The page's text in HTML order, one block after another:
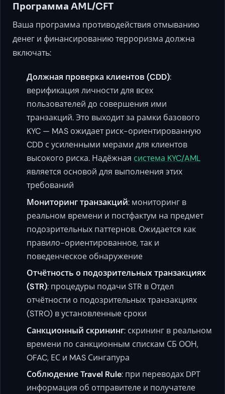
Программа AML/CFT
Ваша программа противодействия отмыванию
денег и финансированию терроризма должна
включать:
Должная проверка клиентов (CDD):
верификация личности для всех
пользователей до совершения ими
транзакций. Это выходит за рамки базового
KYC — MAS ожидает риск-ориентированную
CDD с усиленными мерами для клиентов
высокого риска. Надёжная система KYC/AML
является основой для выполнения этих
требований
Мониторинг транзакций: мониторинг в
реальном времени и постфактум на предмет
подозрительных паттернов. Ожидается как
правило-ориентированное, так и
поведенческое обнаружение
Отчётность о подозрительных транзакциях
(STR): процедуры подачи STR в Отдел
отчётности о подозрительных транзакциях
(STRO) в установленные сроки
Санкционный скрининг: скрининг в реальном
времени по санкционным спискам СБ ООН,
OFAC, ЕС и MAS Сингапура
Соблюдение Travel Rule: при переводах DPT
информация об отправителе и получателе